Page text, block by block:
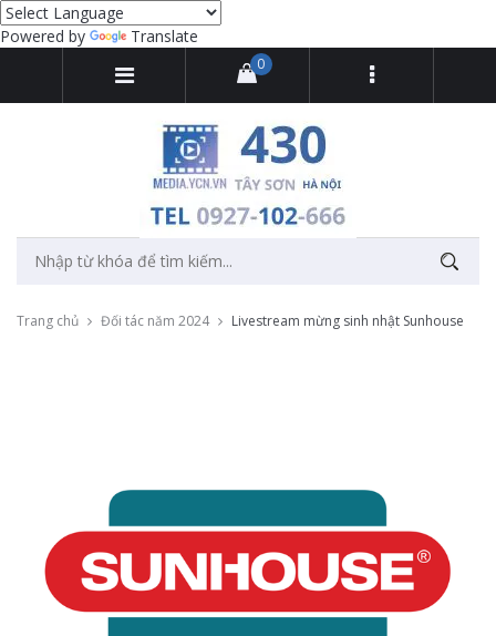
Powered by Translate
0
Trang chủ Đối tác năm 2024 Livestream mừng sinh nhật Sunhouse